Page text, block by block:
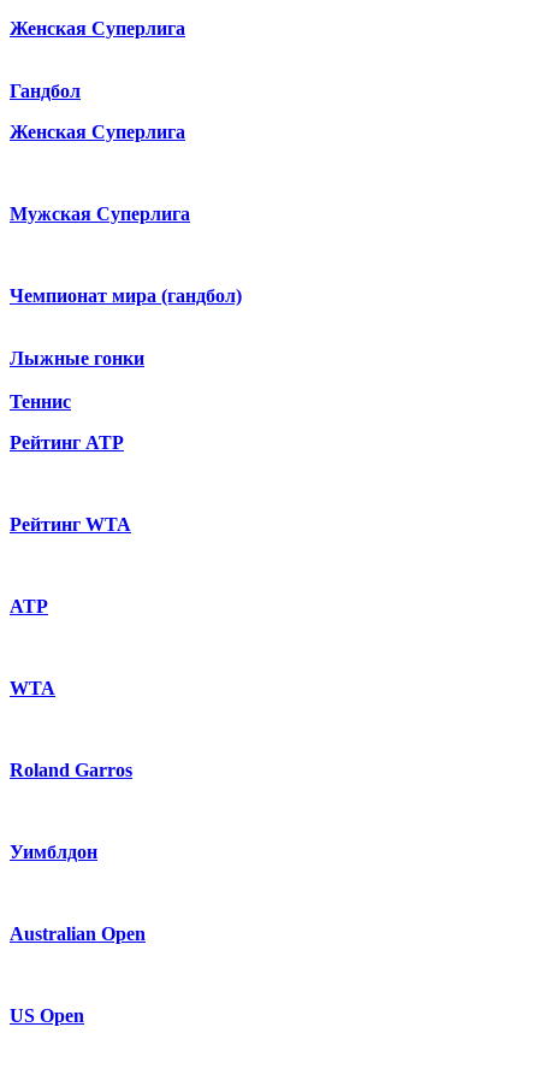
Женская Суперлига
Гандбол
Женская Суперлига
Мужская Суперлига
Чемпионат мира (гандбол)
Лыжные гонки
Теннис
Рейтинг ATP
Рейтинг WTA
ATP
WTA
Roland Garros
Уимблдон
Australian Open
US Open